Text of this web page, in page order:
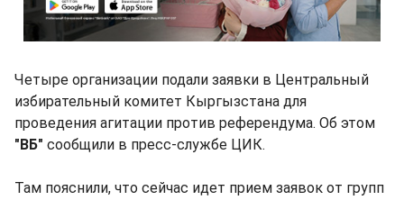
Четыре организации подали заявки в Центральный
избирательный комитет Кыргызстана для
проведения агитации против референдума. Об этом
"ВБ" сообщили в пресс-службе ЦИК.
Там пояснили, что сейчас идет прием заявок от групп